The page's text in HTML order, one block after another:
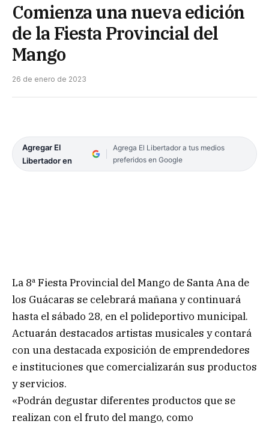
Comienza una nueva edición
de la Fiesta Provincial del
Mango
26 de enero de 2023
Agregar El
Libertador en
Agrega El Libertador a tus medios
preferidos en Google
La 8ª Fiesta Provincial del Mango de Santa Ana de
los Guácaras se celebrará mañana y continuará
hasta el sábado 28, en el polideportivo municipal.
Actuarán destacados artistas musicales y contará
con una destacada exposición de emprendedores
e instituciones que comercializarán sus productos
y servicios.
«Podrán degustar diferentes productos que se
realizan con el fruto del mango, como